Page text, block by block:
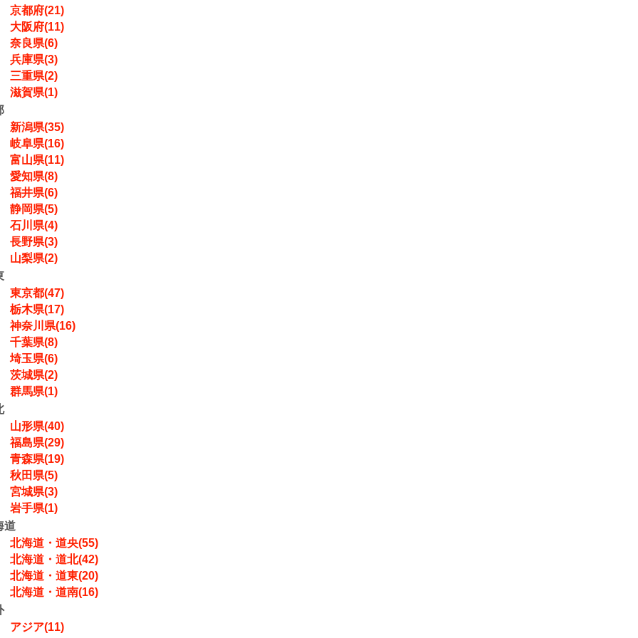
京都府(21)
大阪府(11)
奈良県(6)
兵庫県(3)
三重県(2)
滋賀県(1)
新潟県(35)
岐阜県(16)
富山県(11)
愛知県(8)
福井県(6)
静岡県(5)
石川県(4)
長野県(3)
山梨県(2)
東京都(47)
栃木県(17)
神奈川県(16)
千葉県(8)
埼玉県(6)
茨城県(2)
群馬県(1)
山形県(40)
福島県(29)
青森県(19)
秋田県(5)
宮城県(3)
岩手県(1)
道
北海道・道央(55)
北海道・道北(42)
北海道・道東(20)
北海道・道南(16)
アジア(11)